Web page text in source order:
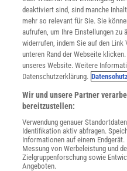
Höhlen
Höhlen faszinieren und
sich im Dunkel? Heimstatt oder
sich spezialisierte Tiere und
deaktiviert sind, sind manche
mehr so relevant für Sie. Sie
aufrufen, um Ihre Einstellungen zu
widerrufen, indem Sie auf den
unteren Rand der Webseite
unseres Website. Weitere
Datenschutzerklärung.
Wir und unsere Partner
bereitzustellen:
Verwendung genauer
Identifikation aktiv abfragen.
Informationen auf einem
Messung von Werbeleistung und
Zielgruppenforschung sowie
Angeboten.